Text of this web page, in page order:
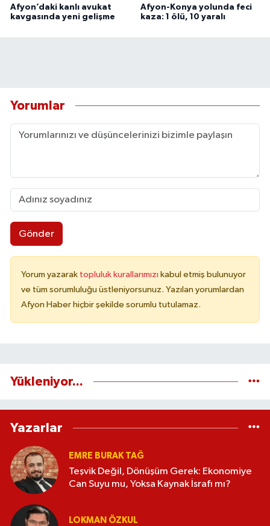
Afyon’daki kanlı avukat
kavgasında yeni gelişme
Afyon-Konya yolunda feci
kaza: 1 ölü, 10 yaralı
Yorumlar
Gönder
Yorum yazarak topluluk kurallarımızı kabul etmiş bulunuyor
ve tüm sorumluluğu üstleniyorsunuz. Yazılan yorumlardan
Afyon Haber hiçbir şekilde sorumlu tutulamaz.
Yükleniyor...
Yazarlar
EMRE BURAK TAĞ
Teşvik Değil, Dönüşüm Gerek: Ekonomiye
Can Suyu mu, Yoksa Kaynak İsrafı mı?
LOKMAN ÖZKUL